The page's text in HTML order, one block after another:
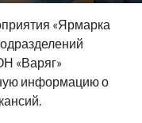
«Ярмарка
«Варяг»
информацию о